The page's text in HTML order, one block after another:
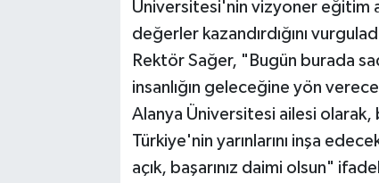
Üniversitesi'nin vizyoner eğitim
değerler kazandırdığını
Rektör Sağer, "Bugün burada
insanlığın geleceğine yön
Alanya Üniversitesi ailesi olarak,
Türkiye'nin yarınlarını inşa
açık, başarınız daimi olsun"